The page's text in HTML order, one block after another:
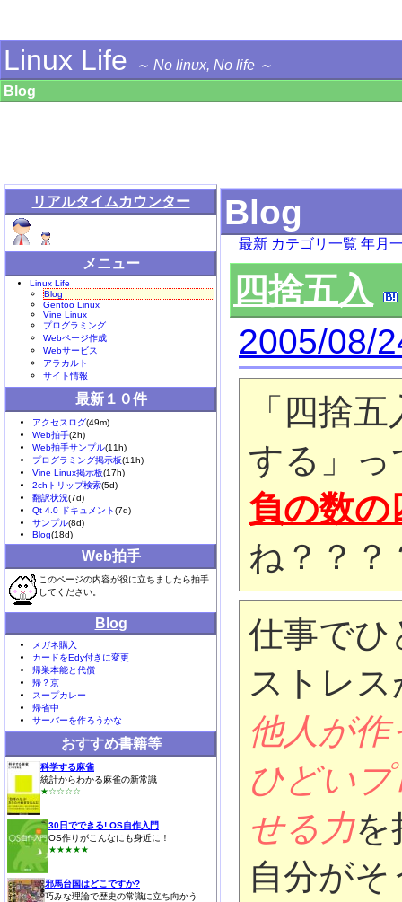
Blog
最新 カテゴリ一覧 年月
四捨五入
2005/08/
「四捨
する」っ
負の数の
ね？？？
仕事でひ
ストレ
他人が
ひどい
せる力
自分が
Linux Life
～ No linux, No life ～
Blog
リアルタイムカウンター
メニュー
Linux Life
Blog
Gentoo Linux
Vine Linux
プログラミング
Webページ作成
Webサービス
アラカルト
サイト情報
最新１０件
アクセスログ(49m)
Web拍手(2h)
Web拍手サンプル(11h)
プログラミング掲示板(11h)
Vine Linux掲示板(17h)
2chトリップ検索(5d)
翻訳状況(7d)
Qt 4.0 ドキュメント(7d)
サンプル(8d)
Blog(18d)
Web拍手
このページの内容が役に立ちましたら拍手
してください。
Blog
メガネ購入
カードをEdy付きに変更
帰巣本能と代償
帰？京
スープカレー
帰省中
サーバーを作ろうかな
おすすめ書籍等
科学する麻雀
統計からわかる麻雀の新常識
★☆☆☆☆
30日でできる! OS自作入門
OS作りがこんなにも身近に！
★★★★★
邪馬台国はどこですか?
巧みな理論で歴史の常識に立ち向かう